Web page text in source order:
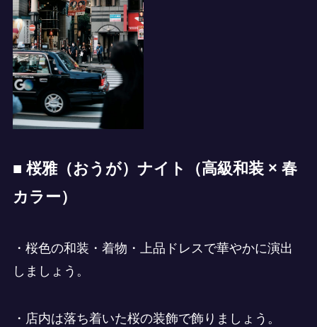
■ 桜雅（おうが）ナイト（高級和装 × 春
カラー）
・桜色の和装・着物・上品ドレスで華やかに演出
しましょう。
・店内は落ち着いた桜の装飾で飾りましょう。